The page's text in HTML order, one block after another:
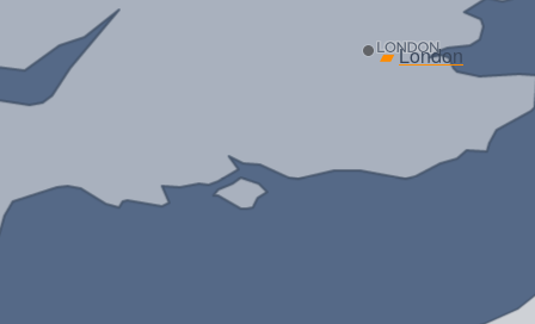
▰London